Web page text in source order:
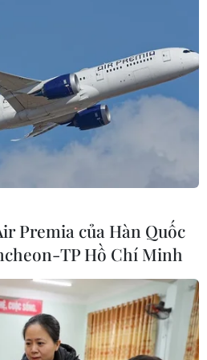
Premia của Hàn Quốc
TP Hồ Chí Minh